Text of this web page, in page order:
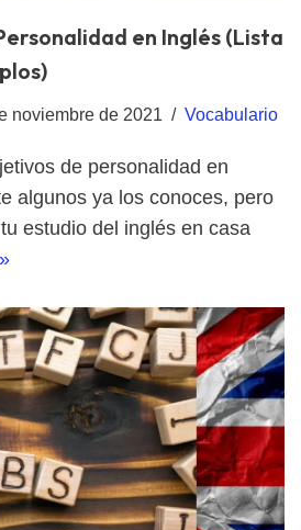
en Inglés (Lista
noviembre de 2021 Vocabulario
de personalidad en
algunos ya los conoces, pero
estudio del inglés en casa